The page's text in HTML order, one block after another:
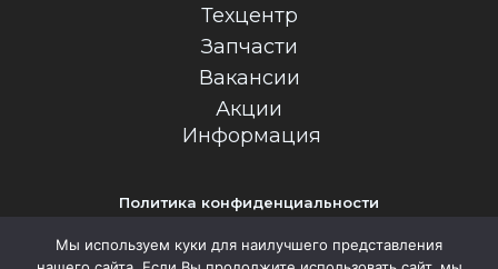
Техцентр
Запчасти
Вакансии
Акции
Информация
Политика конфиденциальности
сайте не являются публичной офертой
Мы используем куки для наилучшего представления